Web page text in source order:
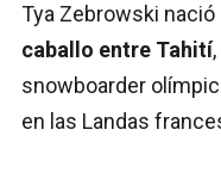
Tya Zebrowski nació
caballo entre Tahití
snowboarder
en las Landas